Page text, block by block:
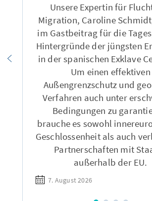
Unsere Expertin für
Migration, Caroline
im Gastbeitrag für die
Hintergründe der jüngsten
in der spanischen Exklave
Um einen effektiven
Außengrenzschutz und
Verfahren auch unter
Bedingungen zu
brauche es sowohl
Geschlossenheit als auch
Partnerschaften mit
außerhalb der EU.
7. August 2026